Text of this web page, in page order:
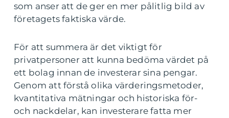
som anser att de ger en mer pålitlig bild av
företagets faktiska värde.
För att summera är det viktigt för
privatpersoner att kunna bedöma värdet på
ett bolag innan de investerar sina pengar.
Genom att förstå olika värderingsmetoder,
kvantitativa mätningar och historiska för-
och nackdelar, kan investerare fatta mer